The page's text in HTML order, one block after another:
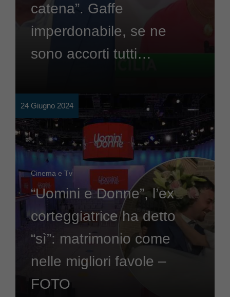
catena”. Gaffe
imperdonabile, se ne
sono accorti tutti…
24 Giugno 2024
Cinema e Tv
“Uomini e Donne”, l’ex
corteggiatrice ha detto
“sì”: matrimonio come
nelle migliori favole –
FOTO